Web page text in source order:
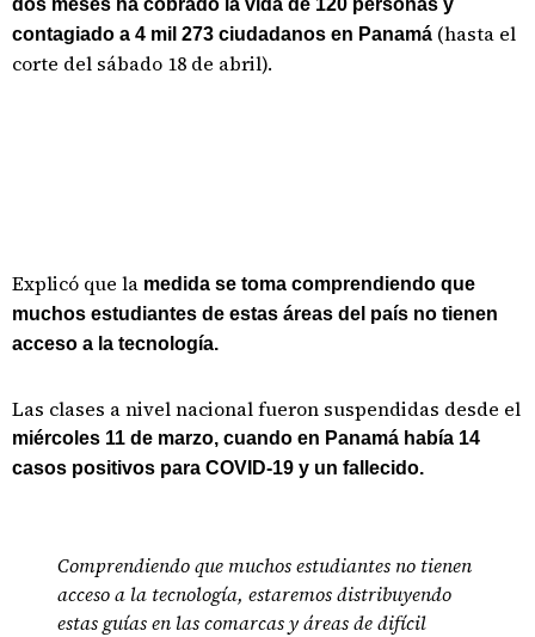
dos meses ha cobrado la vida de 120 personas y
contagiado a 4 mil 273 ciudadanos en Panamá (hasta el
corte del sábado 18 de abril).
Explicó que la medida se toma comprendiendo que
muchos estudiantes de estas áreas del país no tienen
acceso a la tecnología.
Las clases a nivel nacional fueron suspendidas desde el
miércoles 11 de marzo, cuando en Panamá había 14
casos positivos para COVID-19 y un fallecido.
Comprendiendo que muchos estudiantes no tienen
acceso a la tecnología, estaremos distribuyendo
estas guías en las comarcas y áreas de difícil